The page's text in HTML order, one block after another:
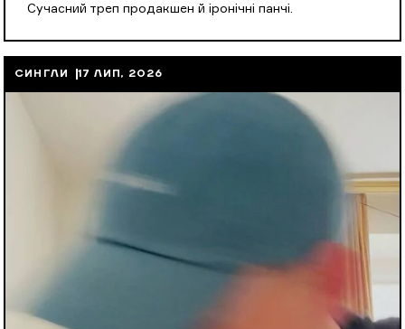
Cучасний треп продакшен й іронічні панчі.
СИНГЛИ 17 ЛИП, 2026